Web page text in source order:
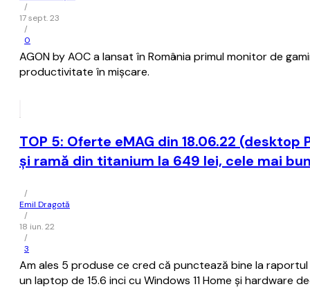
/
17 sept. 23
/
0
AGON by AOC a lansat în România primul monitor de
productivitate în mişcare.
TOP 5: Oferte eMAG din 18.06.22
și ramă din titanium la 649 lei, cele mai
/
Emil Dragotă
/
18 iun. 22
/
3
Am ales 5 produse ce cred că punctează bine la
un laptop de 15.6 inci cu Windows 11 Home și hardware